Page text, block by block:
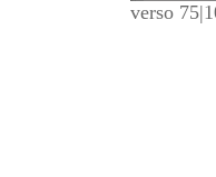
verso